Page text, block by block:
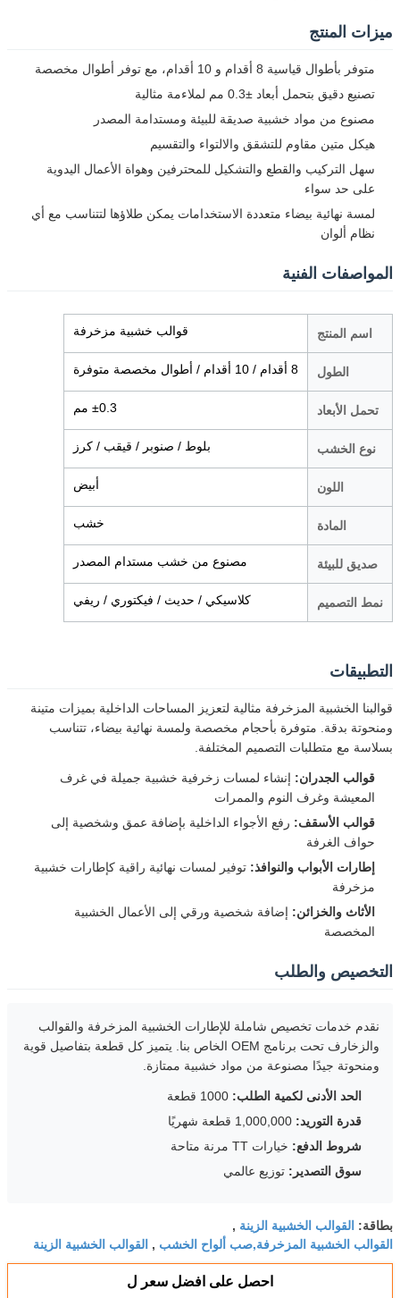
ميزات المنتج
متوفر بأطوال قياسية 8 أقدام و 10 أقدام، مع توفر أطوال مخصصة
تصنيع دقيق بتحمل أبعاد ±0.3 مم لملاءمة مثالية
مصنوع من مواد خشبية صديقة للبيئة ومستدامة المصدر
هيكل متين مقاوم للتشقق والالتواء والتقسيم
سهل التركيب والقطع والتشكيل للمحترفين وهواة الأعمال اليدوية
على حد سواء
لمسة نهائية بيضاء متعددة الاستخدامات يمكن طلاؤها لتتناسب مع أي
نظام ألوان
المواصفات الفنية
اسم المنتج قوالب خشبية مزخرفة
الطول 8 أقدام / 10 أقدام / أطوال مخصصة متوفرة
تحمل الأبعاد ±0.3 مم
نوع الخشب بلوط / صنوبر / قيقب / كرز
اللون أبيض
المادة خشب
صديق للبيئة مصنوع من خشب مستدام المصدر
نمط التصميم كلاسيكي / حديث / فيكتوري / ريفي
التطبيقات
قوالبنا الخشبية المزخرفة مثالية لتعزيز المساحات الداخلية بميزات متينة
ومنحوتة بدقة. متوفرة بأحجام مخصصة ولمسة نهائية بيضاء، تتناسب
بسلاسة مع متطلبات التصميم المختلفة.
قوالب الجدران: إنشاء لمسات زخرفية خشبية جميلة في غرف
المعيشة وغرف النوم والممرات
قوالب الأسقف: رفع الأجواء الداخلية بإضافة عمق وشخصية إلى
حواف الغرفة
إطارات الأبواب والنوافذ: توفير لمسات نهائية راقية كإطارات خشبية
مزخرفة
الأثاث والخزائن: إضافة شخصية ورقي إلى الأعمال الخشبية
المخصصة
التخصيص والطلب
نقدم خدمات تخصيص شاملة للإطارات الخشبية المزخرفة والقوالب
والزخارف تحت برنامج OEM الخاص بنا. يتميز كل قطعة بتفاصيل قوية
ومنحوتة جيدًا مصنوعة من مواد خشبية ممتازة.
الحد الأدنى لكمية الطلب:
قدرة التوريد:
شروط الدفع: خيارات TT مرنة متاحة
سوق التصدير: توزيع عالمي
بطاقة: القوالب الخشبية الزينة ,
القوالب الخشبية المزخرفة,صب ألواح الخشب , القوالب الخشبية الزينة
احصل على افضل سعر ل